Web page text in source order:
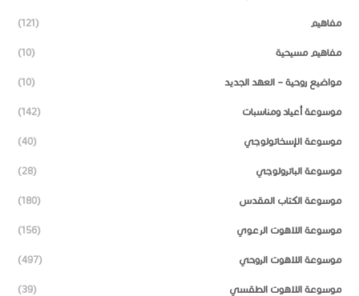
مفاهيم (121)
مفاهيم مسيحية (10)
مواضيع روحية – العهد الجديد (10)
موسوعة أعياد ومناسبات (142)
موسوعة الإسخاتولوجي (40)
موسوعة الباترولوجي (28)
موسوعة الكتاب المقدس (180)
موسوعة اللاهوت الرعوي (156)
موسوعة اللاهوت الروحي (497)
موسوعة اللاهوت الطقسي (39)